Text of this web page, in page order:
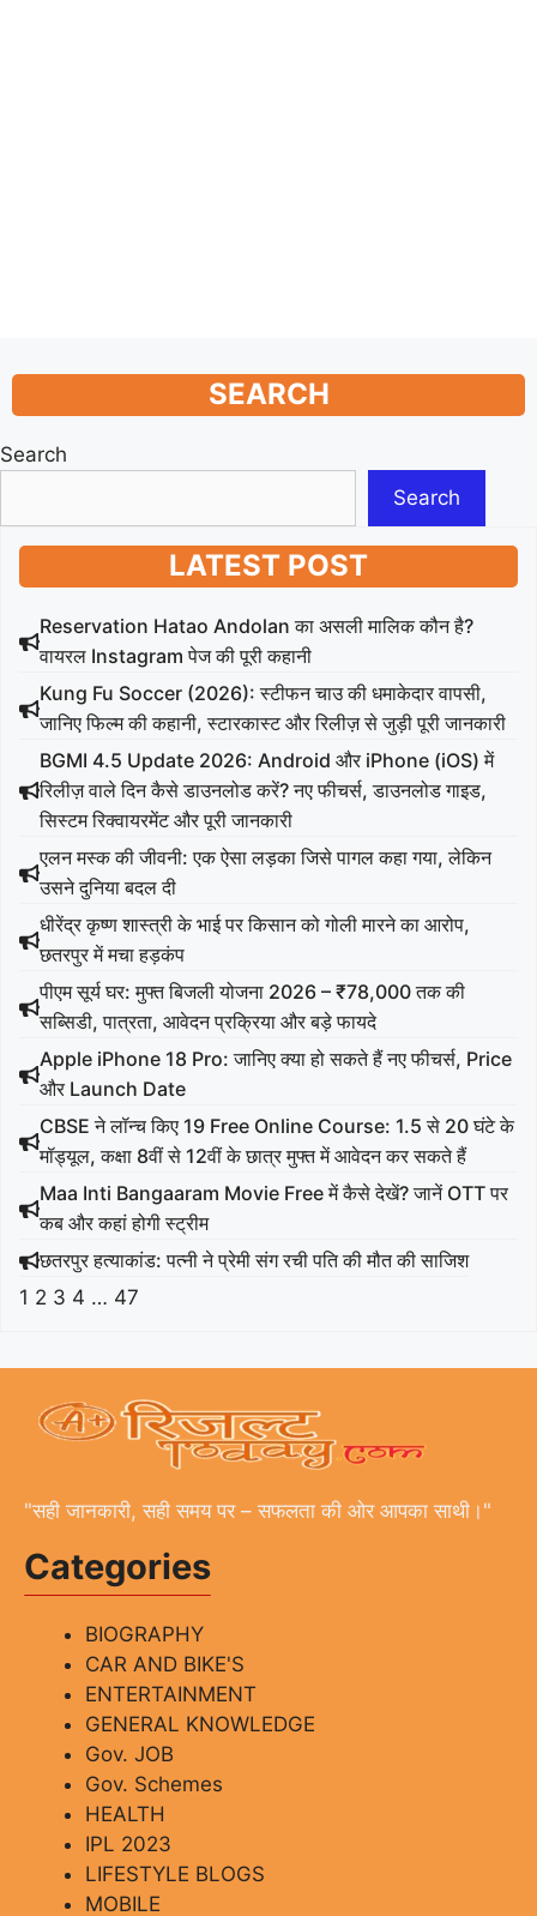
SEARCH
Search
Search
LATEST POST
Reservation Hatao Andolan का असली मालिक कौन है?
वायरल Instagram पेज की पूरी कहानी
Kung Fu Soccer (2026): स्टीफन चाउ की धमाकेदार वापसी,
जानिए फिल्म की कहानी, स्टारकास्ट और रिलीज़ से जुड़ी पूरी जानकारी
BGMI 4.5 Update 2026: Android और iPhone (iOS) में
रिलीज़ वाले दिन कैसे डाउनलोड करें? नए फीचर्स, डाउनलोड गाइड,
सिस्टम रिक्वायरमेंट और पूरी जानकारी
एलन मस्क की जीवनी: एक ऐसा लड़का जिसे पागल कहा गया, लेकिन
उसने दुनिया बदल दी
धीरेंद्र कृष्ण शास्त्री के भाई पर किसान को गोली मारने का आरोप,
छतरपुर में मचा हड़कंप
पीएम सूर्य घर: मुफ्त बिजली योजना 2026 – ₹78,000 तक की
सब्सिडी, पात्रता, आवेदन प्रक्रिया और बड़े फायदे
Apple iPhone 18 Pro: जानिए क्या हो सकते हैं नए फीचर्स, Price
और Launch Date
CBSE ने लॉन्च किए 19 Free Online Course: 1.5 से 20 घंटे के
मॉड्यूल, कक्षा 8वीं से 12वीं के छात्र मुफ्त में आवेदन कर सकते हैं
Maa Inti Bangaaram Movie Free में कैसे देखें? जानें OTT पर
कब और कहां होगी स्ट्रीम
छतरपुर हत्याकांड: पत्नी ने प्रेमी संग रची पति की मौत की साजिश
1 2 3 4 … 47
"सही जानकारी, सही समय पर – सफलता की ओर आपका साथी।"
Categories
BIOGRAPHY
CAR AND BIKE'S
ENTERTAINMENT
GENERAL KNOWLEDGE
Gov. JOB
Gov. Schemes
HEALTH
IPL 2023
LIFESTYLE BLOGS
MOBILE